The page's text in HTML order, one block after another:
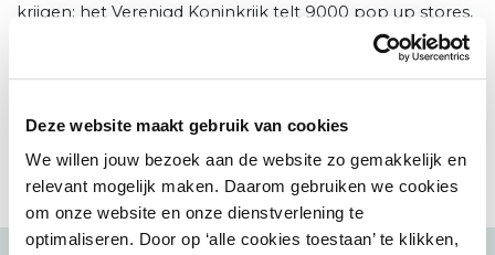
Deze website maakt gebruik van cookies
We willen jouw bezoek aan de website zo gemakkelijk en
relevant mogelijk maken. Daarom gebruiken we cookies
om onze website en onze dienstverlening te
optimaliseren. Door op ‘alle cookies toestaan’ te klikken,
krijgen: het Verenigd Koninkrijk telt 9000 pop up stores,
Delen: